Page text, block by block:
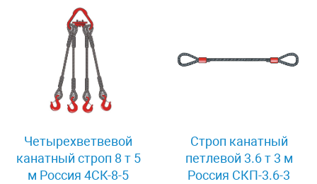
Четырехветвевой
канатный строп 8 т 5
м Россия 4СК-8-5
Строп канатный
петлевой 3.6 т 3 м
Россия СКП-3.6-3